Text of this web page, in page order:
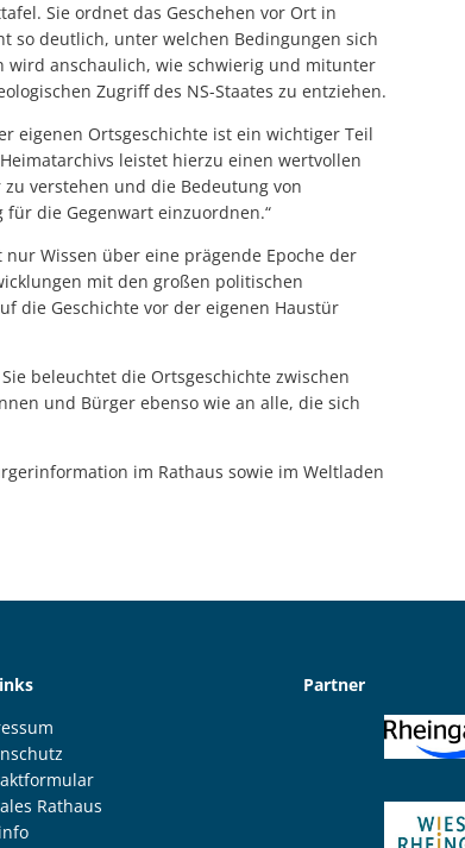
Sie ordnet das Geschehen vor Ort in
so deutlich, unter welchen Bedingungen sich
wird anschaulich, wie schwierig und mitunter
Zugriff des NS-Staates zu entziehen.
eigenen Ortsgeschichte ist ein wichtiger Teil
leistet hierzu einen wertvollen
verstehen und die Bedeutung von
die Gegenwart einzuordnen.“
Wissen über eine prägende Epoche der
mit den großen politischen
die Geschichte vor der eigenen Haustür
beleuchtet die Ortsgeschichte zwischen
und Bürger ebenso wie an alle, die sich
im Rathaus sowie im Weltladen
Rathaus
Partner